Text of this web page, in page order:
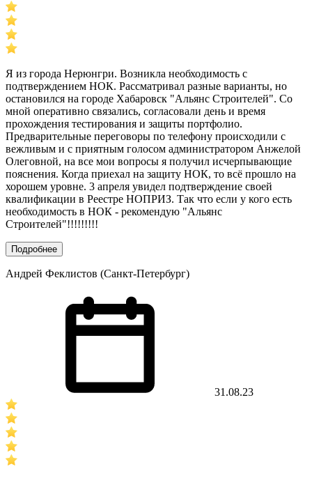
Я из города Нерюнгри. Возникла необходимость с
подтверждением НОК. Рассматривал разные варианты, но
остановился на городе Хабаровск "Альянс Строителей". Со
мной оперативно связались, согласовали день и время
прохождения тестирования и защиты портфолио.
Предварительные переговоры по телефону происходили с
вежливым и с приятным голосом администратором Анжелой
Олеговной, на все мои вопросы я получил исчерпывающие
пояснения. Когда приехал на защиту НОК, то всё прошло на
хорошем уровне. 3 апреля увидел подтверждение своей
квалификации в Реестре НОПРИЗ. Так что если у кого есть
необходимость в НОК - рекомендую "Альянс
Строителей"!!!!!!!!!
Подробнее
Андрей Феклистов (Санкт-Петербург)
31.08.23